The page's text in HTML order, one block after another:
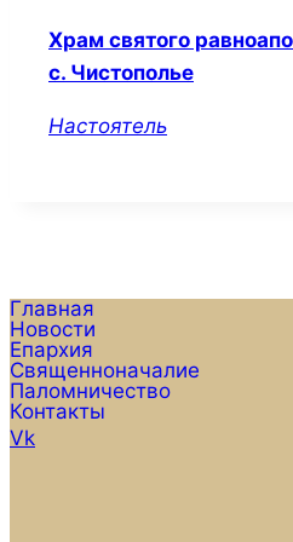
Храм святого
с. Чистополье
Настоятель
Главная
Новости
Епархия
Священноначалие
Паломничество
Контакты
Vk